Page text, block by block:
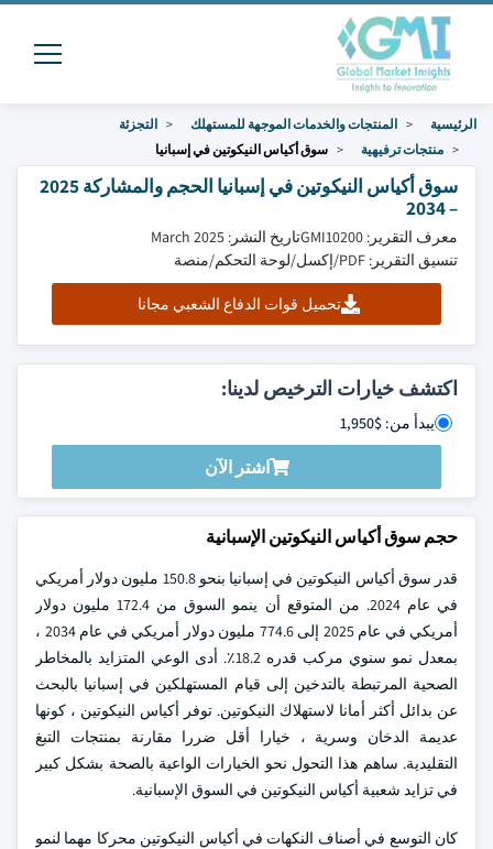
الرئيسية المنتجات والخدمات الموجهة للمستهلك
التجزئة
منتجات ترفيهية
سوق أكياس النيكوتين في إسبانيا
سوق أكياس النيكوتين في إسبانيا الحجم والمشاركة 2025
– 2034
معرف التقرير: GMI10200
تاريخ النشر: March 2025
تنسيق التقرير: PDF/إكسل/لوحة التحكم/منصة
تحميل قوات الدفاع الشعبي مجانا
اكتشف خيارات الترخيص لدينا:
يبدأ من: $1,950
اشتر الآن
حجم سوق أكياس النيكوتين الإسبانية
قدر سوق أكياس النيكوتين في إسبانيا بنحو 150.8 مليون دولار أمريكي
في عام 2024. من المتوقع أن ينمو السوق من 172.4 مليون دولار
أمريكي في عام 2025 إلى 774.6 مليون دولار أمريكي في عام 2034 ،
بمعدل نمو سنوي مركب قدره 18.2٪. أدى الوعي المتزايد بالمخاطر
الصحية المرتبطة بالتدخين إلى قيام المستهلكين في إسبانيا بالبحث
عن بدائل أكثر أمانا لاستهلاك النيكوتين. توفر أكياس النيكوتين ، كونها
عديمة الدخان وسرية ، خيارا أقل ضررا مقارنة بمنتجات التبغ
التقليدية. ساهم هذا التحول نحو الخيارات الواعية بالصحة بشكل كبير
في تزايد شعبية أكياس النيكوتين في السوق الإسبانية.
كان التوسع في أصناف النكهات في أكياس النيكوتين محركا مهما لنمو